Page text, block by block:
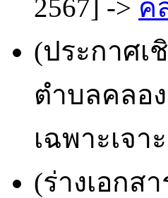
2567] -> ค
(ประกาศเ
ตำบลคลอ
เฉพาะเจา
(ร่างเอกส